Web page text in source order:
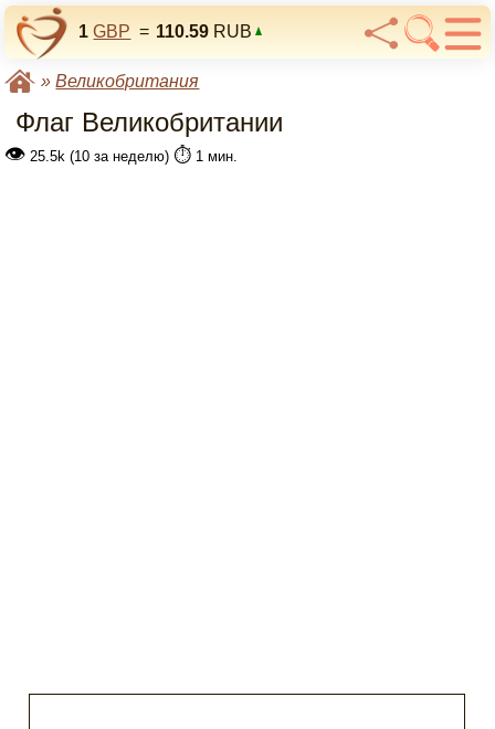
1 GBP = 110.59 RUB
»Великобритания
Флаг Великобритании
👁 25.5k (10 за неделю) ⏱️ 1 мин.